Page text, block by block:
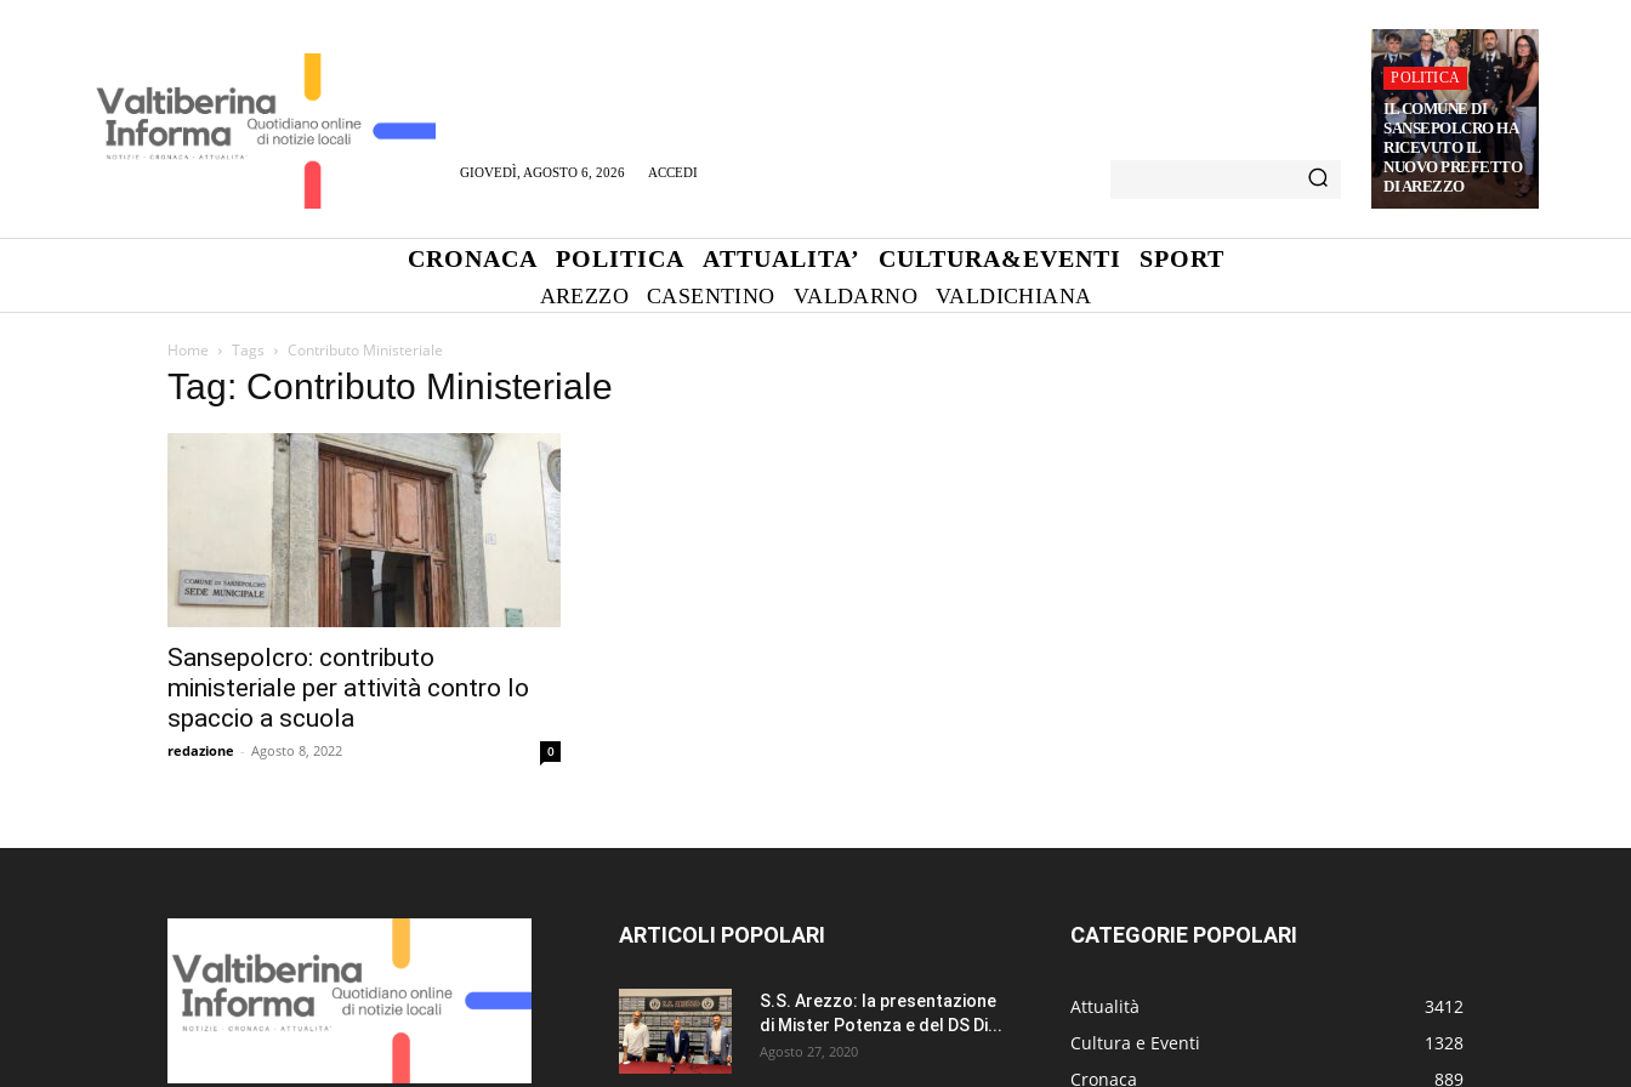
GIOVEDÌ, AGOSTO 6, 2026 ACCEDI
POLITICA
IL COMUNE DI
SANSEPOLCRO HA
RICEVUTO IL
NUOVO PREFETTO
DI AREZZO
CRONACA POLITICA ATTUALITA’ CULTURA&EVENTI SPORT
AREZZO CASENTINO VALDARNO VALDICHIANA
Home Tags Contributo Ministeriale
Tag: Contributo Ministeriale
Sansepolcro: contributo
ministeriale per attività contro lo
spaccio a scuola
redazione - Agosto 8, 2022 0
ARTICOLI POPOLARI
S.S. Arezzo: la presentazione
di Mister Potenza e del DS Di...
Agosto 27, 2020
CATEGORIE POPOLARI
Attualità
3412
Cultura e Eventi
1328
Cronaca
889